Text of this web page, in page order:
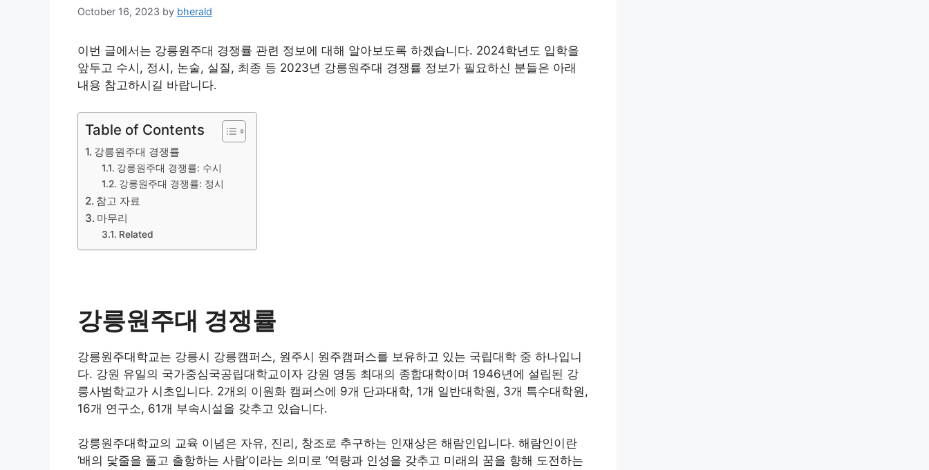
October 16, 2023 by bherald
이번 글에서는 강릉원주대 경쟁률 관련 정보에 대해 알아보도록 하겠습니다. 2024학년도 입학을
앞두고 수시, 정시, 논술, 실질, 최종 등 2023년 강릉원주대 경쟁률 정보가 필요하신 분들은 아래
내용 참고하시길 바랍니다.
Table of Contents
강릉원주대 경쟁률
강릉원주대 경쟁률: 수시
강릉원주대 경쟁률: 정시
참고 자료
마무리
Related
강릉원주대 경쟁률
강릉원주대학교는 강릉시 강릉캠퍼스, 원주시 원주캠퍼스를 보유하고 있는 국립대학 중 하나입니
다. 강원 유일의 국가중심국공립대학교이자 강원 영동 최대의 종합대학이며 1946년에 설립된 강
릉사범학교가 시초입니다. 2개의 이원화 캠퍼스에 9개 단과대학, 1개 일반대학원, 3개 특수대학원,
16개 연구소, 61개 부속시설을 갖추고 있습니다.
강릉원주대학교의 교육 이념은 자유, 진리, 창조로 추구하는 인재상은 해람인입니다. 해람인이란
‘배의 닻줄을 풀고 출항하는 사람’이라는 의미로 ‘역량과 인성을 갖추고 미래의 꿈을 향해 도전하는